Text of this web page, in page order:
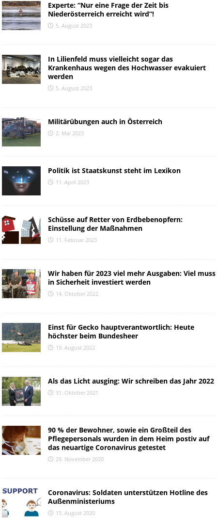
Experte: “Nur eine Frage der Zeit bis
Niederösterreich erreicht wird”!
5. August 2023
In Lilienfeld muss vielleicht sogar das
Krankenhaus wegen des Hochwasser evakuiert
werden
5. August 2023
Militärübungen auch in Österreich
2. Mai 2023
Politik ist Staatskunst steht im Lexikon
11. April 2023
Schüsse auf Retter von Erdbebenopfern:
Einstellung der Maßnahmen
11. Februar 2023
Wir haben für 2023 viel mehr Ausgaben: Viel muss
in Sicherheit investiert werden
14. Oktober 2022
Einst für Gecko hauptverantwortlich: Heute
höchster beim Bundesheer
19. August 2022
Als das Licht ausging: Wir schreiben das Jahr 2022
31. Oktober 2021
90 % der Bewohner, sowie ein Großteil des
Pflegepersonals wurden in dem Heim postiv auf
das neuartige Coronavirus getestet
29. November 2020
Coronavirus: Soldaten unterstützen Hotline des
Außenministeriums
15. August 2020